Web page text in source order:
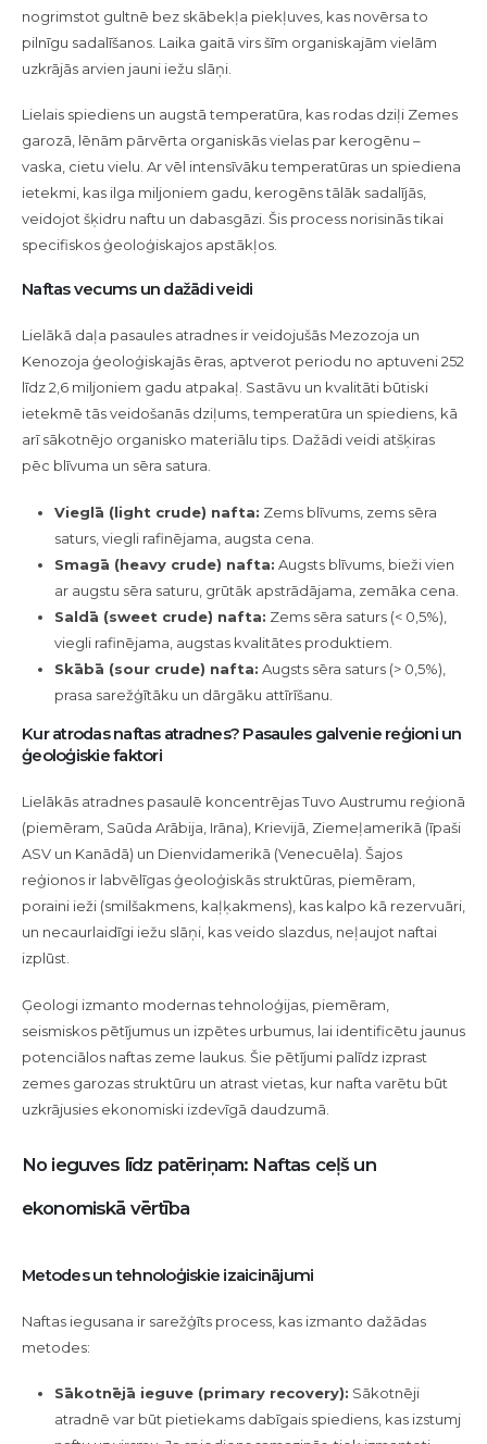
nogrimstot gultnē bez skābekļa piekļuves, kas novērsa to
pilnīgu sadalīšanos. Laika gaitā virs šīm organiskajām vielām
uzkrājās arvien jauni iežu slāņi.
Lielais spiediens un augstā temperatūra, kas rodas dziļi Zemes
garozā, lēnām pārvērta organiskās vielas par kerogēnu –
vaska, cietu vielu. Ar vēl intensīvāku temperatūras un spiediena
ietekmi, kas ilga miljoniem gadu, kerogēns tālāk sadalījās,
veidojot šķidru naftu un dabasgāzi. Šis process norisinās tikai
specifiskos ģeoloģiskajos apstākļos.
Naftas vecums un dažādi veidi
Lielākā daļa pasaules atradnes ir veidojušās Mezozoja un
Kenozoja ģeoloģiskajās ēras, aptverot periodu no aptuveni 252
līdz 2,6 miljoniem gadu atpakaļ. Sastāvu un kvalitāti būtiski
ietekmē tās veidošanās dziļums, temperatūra un spiediens, kā
arī sākotnējo organisko materiālu tips. Dažādi veidi atšķiras
pēc blīvuma un sēra satura.
Vieglā (light crude) nafta: Zems blīvums, zems sēra
saturs, viegli rafinējama, augsta cena.
Smagā (heavy crude) nafta: Augsts blīvums, bieži vien
ar augstu sēra saturu, grūtāk apstrādājama, zemāka cena.
Saldā (sweet crude) nafta: Zems sēra saturs (< 0,5%),
viegli rafinējama, augstas kvalitātes produktiem.
Skābā (sour crude) nafta: Augsts sēra saturs (> 0,5%),
prasa sarežģītāku un dārgāku attīrīšanu.
Kur atrodas naftas atradnes? Pasaules galvenie reģioni un
ģeoloģiskie faktori
Lielākās atradnes pasaulē koncentrējas Tuvo Austrumu reģionā
(piemēram, Saūda Arābija, Irāna), Krievijā, Ziemeļamerikā (īpaši
ASV un Kanādā) un Dienvidamerikā (Venecuēla). Šajos
reģionos ir labvēlīgas ģeoloģiskās struktūras, piemēram,
poraini ieži (smilšakmens, kaļķakmens), kas kalpo kā rezervuāri,
un necaurlaidīgi iežu slāņi, kas veido slazdus, neļaujot naftai
izplūst.
Ģeologi izmanto modernas tehnoloģijas, piemēram,
seismiskos pētījumus un izpētes urbumus, lai identificētu jaunus
potenciālos naftas zeme laukus. Šie pētījumi palīdz izprast
zemes garozas struktūru un atrast vietas, kur nafta varētu būt
uzkrājusies ekonomiski izdevīgā daudzumā.
No ieguves līdz patēriņam: Naftas ceļš un
ekonomiskā vērtība
Metodes un tehnoloģiskie izaicinājumi
Naftas iegusana ir sarežģīts process, kas izmanto dažādas
metodes:
Sākotnējā ieguve (primary recovery): Sākotnēji
atradnē var būt pietiekams dabīgais spiediens, kas izstumj